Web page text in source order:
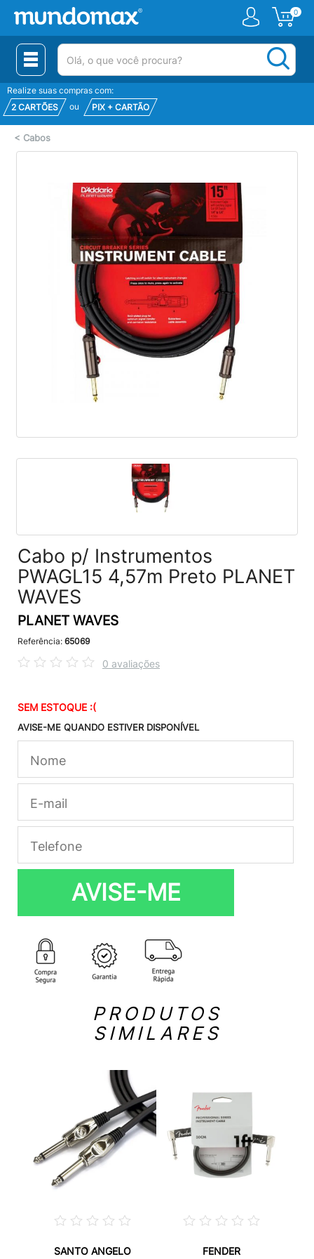
0
(pesquisar)
Realize suas compras com:
2 CARTÕES
ou PIX + CARTÃO
< Cabos
Cabo p/ Instrumentos
PWAGL15 4,57m Preto PLANET
WAVES
PLANET WAVES
Referência: 65069
0 avaliações
SEM ESTOQUE :(
AVISE-ME QUANDO ESTIVER DISPONÍVEL
AVISE-ME
PRODUTOS
SIMILARES
SANTO ANGELO FENDER